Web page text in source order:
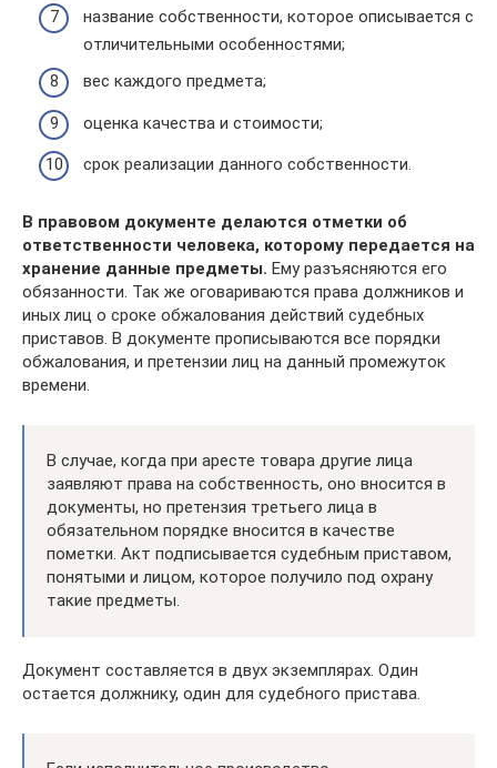
название собственности, которое описывается с
отличительными особенностями;
вес каждого предмета;
оценка качества и стоимости;
срок реализации данного собственности.
В правовом документе делаются отметки об
ответственности человека, которому передается на
хранение данные предметы. Ему разъясняются его
обязанности. Так же оговариваются права должников и
иных лиц о сроке обжалования действий судебных
приставов. В документе прописываются все порядки
обжалования, и претензии лиц на данный промежуток
времени.
В случае, когда при аресте товара другие лица
заявляют права на собственность, оно вносится в
документы, но претензия третьего лица в
обязательном порядке вносится в качестве
пометки. Акт подписывается судебным приставом,
понятыми и лицом, которое получило под охрану
такие предметы.
Документ составляется в двух экземплярах. Один
остается должнику, один для судебного пристава.